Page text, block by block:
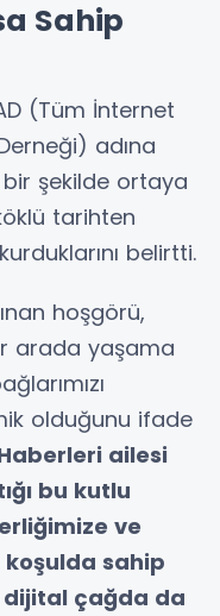
Sahip
(Tüm İnternet
adına
bir şekilde ortaya
tarihten
belirtti.
hoşgörü,
arada yaşama
olduğunu ifade
Haberleri ailesi
bu kutlu
ve
sahip
dijital çağda da